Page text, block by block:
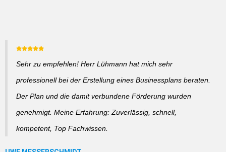
Sehr zu empfehlen! Herr Lühmann hat mich sehr
professionell bei der Erstellung eines Businessplans beraten.
Der Plan und die damit verbundene Förderung wurden
genehmigt. Meine Erfahrung: Zuverlässig, schnell,
kompetent, Top Fachwissen.